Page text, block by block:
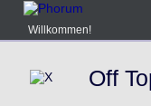
Willkommen!
Off